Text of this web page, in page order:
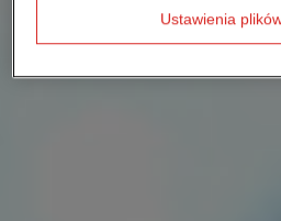
Ustawienia